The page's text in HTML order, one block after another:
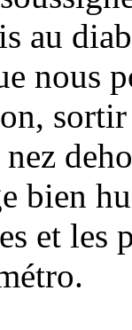
au
nous
bien
et les